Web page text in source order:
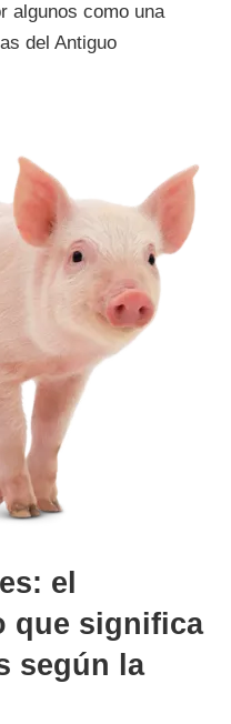
algunos como una
del Antiguo
el
que significa
según la